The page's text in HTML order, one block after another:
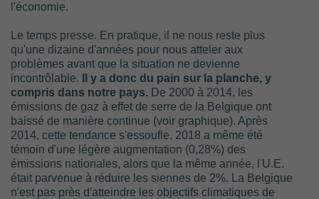
l'économie.
Le temps presse. En pratique, il ne nous reste plus
qu'une dizaine d'années pour nous atteler aux
problèmes avant que la situation ne devienne
incontrôlable.
Il y a donc du pain sur la planche, y
compris dans notre pays. De 2000 à 2014, les
émissions de gaz à effet de serre de la Belgique ont
baissé de manière continue (voir graphique). Après
2014, cette tendance s'essoufle. 2018 a même été
témoin d'une légère augmentation (0,28%) des
émissions nationales, alors que la même année, l'U.E.
était parvenue à réduire les siennes de 2%. La Belgique
n'est pas près d'atteindre les objectifs climatiques de